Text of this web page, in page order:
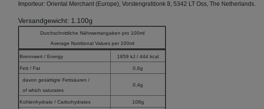
Importeur: Oriental Merchant (Europe), Vorstengrafdonk 8, 5342 LT Oss, The Netherlands.
Versandgewicht: 1.100g
Durchschnittliche Nährwertangaben pro 100ml
Average Nutritional Values per 100ml
Brennwert / Energy 1859 kJ / 444 kcal
Fett / Fat 0,6g
davon gesättigte Fettsäuren /
of which saturates
0,4g
Kohlenhydrate / Carbohydrates 108g